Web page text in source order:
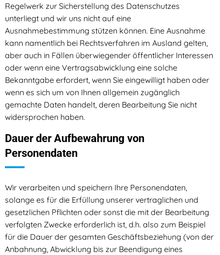
Regelwerk zur Sicherstellung des Datenschutzes
unterliegt und wir uns nicht auf eine
Ausnahmebestimmung stützen können. Eine Ausnahme
kann namentlich bei Rechtsverfahren im Ausland gelten,
aber auch in Fällen überwiegender öffentlicher Interessen
oder wenn eine Vertragsabwicklung eine solche
Bekanntgabe erfordert, wenn Sie eingewilligt haben oder
wenn es sich um von Ihnen allgemein zugänglich
gemachte Daten handelt, deren Bearbeitung Sie nicht
widersprochen haben.
Dauer der Aufbewahrung von
Personendaten
Wir verarbeiten und speichern Ihre Personendaten,
solange es für die Erfüllung unserer vertraglichen und
gesetzlichen Pflichten oder sonst die mit der Bearbeitung
verfolgten Zwecke erforderlich ist, d.h. also zum Beispiel
für die Dauer der gesamten Geschäftsbeziehung (von der
Anbahnung, Abwicklung bis zur Beendigung eines